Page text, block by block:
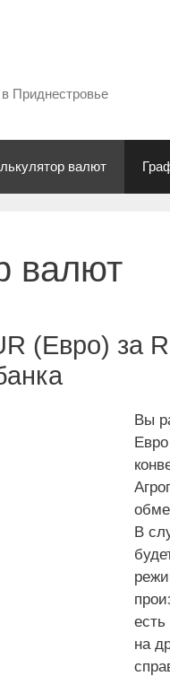
Приднестровье
валют
валют
(Евро) за
Вы
В
на